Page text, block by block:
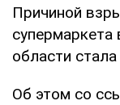
Причиной
супермаркета
области
Об этом со